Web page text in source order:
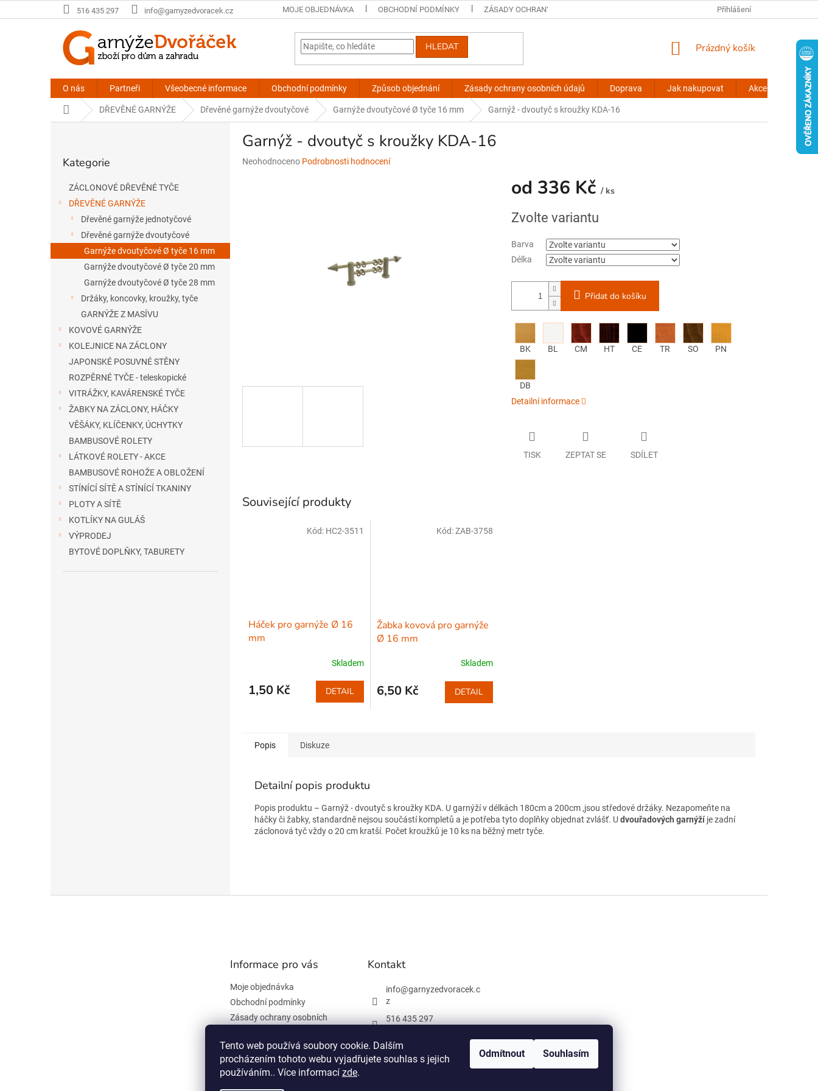
Tento web používá soubory cookie. Dalším
procházením tohoto webu vyjadřujete souhlas s jejich
používáním.. Více informací zde.
Odmítnout Souhlasím
na
516 435 297 info@garnyzedvoracek.cz MOJE OBJEDNÁVKA OBCHODNÍ PODMÍNKY ZÁSADY OCHRANY OSOBNÍCH ÚDAJŮ VŠEOBECNÉ INFORMACE
Přihlášení
HLEDAT
NÁKUPNÍ
Prázdný košík
O nás Partneři Všeobecné informace Obchodní podmínky Způsob objednání Zásady ochrany osobních údajů Doprava Jak nakupovat Akce stinovky.cz
Domů DŘEVĚNÉ GARNÝŽE Dřevěné garnýže dvoutyčové Garnýže dvoutyčové Ø tyče 16 mm Garnýž - dvoutyč s kroužky KDA-16
a
kategorie
Kategorie
ZÁCLONOVÉ DŘEVĚNÉ TYČE
DŘEVĚNÉ GARNÝŽE
Dřevěné garnýže jednotyčové
Dřevěné garnýže dvoutyčové
Garnýže dvoutyčové Ø tyče 16 mm
Garnýže dvoutyčové Ø tyče 20 mm
Garnýže dvoutyčové Ø tyče 28 mm
Držáky, koncovky, kroužky, tyče
GARNÝŽE Z MASÍVU
KOVOVÉ GARNÝŽE
KOLEJNICE NA ZÁCLONY
JAPONSKÉ POSUVNÉ STĚNY
ROZPĚRNÉ TYČE - teleskopické
VITRÁŽKY, KAVÁRENSKÉ TYČE
ŽABKY NA ZÁCLONY, HÁČKY
VĚŠÁKY, KLÍČENKY, ÚCHYTKY
BAMBUSOVÉ ROLETY
LÁTKOVÉ ROLETY - AKCE
BAMBUSOVÉ ROHOŽE A OBLOŽENÍ
STÍNÍCÍ SÍTĚ A STÍNÍCÍ TKANINY
PLOTY A SÍTĚ
KOTLÍKY NA GULÁŠ
VÝPRODEJ
BYTOVÉ DOPLŇKY, TABURETY
Garnýž - dvoutyč s kroužky KDA-16
Průměrné
Neohodnoceno Podrobnosti hodnocení
od 336 Kč / ks
cena:
Zvolte variantu
Barva
Délka
Přidat do košíku
BK BL CM HT CE TR SO PN
DB
Detailní informace
TISK ZEPTAT SE SDÍLET
Související produkty
Háček pro garnýže Ø 16
mm
Skladem
1,50 Kč DETAIL
Kód: HC2-3511
Žabka kovová pro garnýže
Ø 16 mm
Skladem
6,50 Kč DETAIL
Kód:ZAB-3758
Popis Diskuze
Detailní popis produktu
Popis produktu – Garnýž - dvoutyč s kroužky KDA. U garnýží v délkách 180cm a 200cm ,jsou středové držáky. Nezapomeňte na
háčky či žabky, standardně nejsou součástí kompletů a je potřeba tyto doplňky objednat zvlášť. Udvouřadových garnýží je zadní
záclonová tyč vždy o 20 cm kratší. Počet kroužků je 10 ks na běžný metr tyče.
Informace pro vás
Moje objednávka
Obchodní podmínky
Zásady ochrany osobních
Kontakty
Všeobecné informace
Kontakt
info@garnyzedvoracek.c
z
516 435 297
Facebook